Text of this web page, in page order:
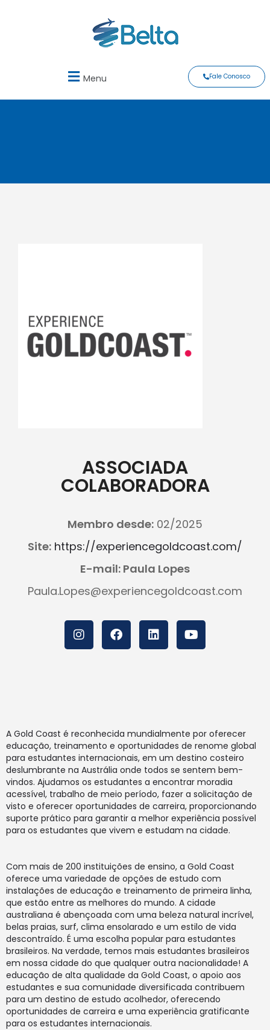
Menu Fale Conosco
ASSOCIADA
COLABORADORA
Membro desde: 02/2025
Site: https://experiencegoldcoast.com/
E-mail: Paula Lopes
Paula.Lopes@experiencegoldcoast.com
A Gold Coast é reconhecida mundialmente por oferecer
educação, treinamento e oportunidades de renome global
para estudantes internacionais, em um destino costeiro
deslumbrante na Austrália onde todos se sentem bem-
vindos. Ajudamos os estudantes a encontrar moradia
acessível, trabalho de meio período, fazer a solicitação de
visto e oferecer oportunidades de carreira, proporcionando
suporte prático para garantir a melhor experiência possível
para os estudantes que vivem e estudam na cidade.
Com mais de 200 instituições de ensino, a Gold Coast
oferece uma variedade de opções de estudo com
instalações de educação e treinamento de primeira linha,
que estão entre as melhores do mundo. A cidade
australiana é abençoada com uma beleza natural incrível,
belas praias, surf, clima ensolarado e um estilo de vida
descontraído. É uma escolha popular para estudantes
brasileiros. Na verdade, temos mais estudantes brasileiros
em nossa cidade do que qualquer outra nacionalidade! A
educação de alta qualidade da Gold Coast, o apoio aos
estudantes e sua comunidade diversificada contribuem
para um destino de estudo acolhedor, oferecendo
oportunidades de carreira e uma experiência gratificante
para os estudantes internacionais.